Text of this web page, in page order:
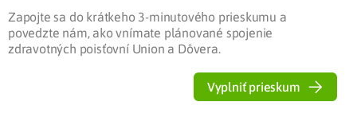
pacienta v diabetologickej ambulanciidocx
Zoznam kategorizovaného ŠZM s maximálne
Zapojte sa do krátkeho 3-minutového prieskumu a
povedzte nám, ako vnímate plánované spojenie
zdravotných poisťovní Union a Dôvera.
Vyplniť prieskum